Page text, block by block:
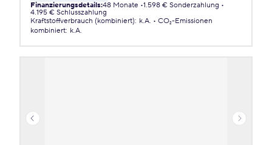
Finanzierungsdetails:48 Monate 1.598 € Sonderzahlung
4.195 € Schlusszahlung
Kraftstoffverbrauch (kombiniert): k.A.
CO₂-Emissionen
kombiniert: k.A.